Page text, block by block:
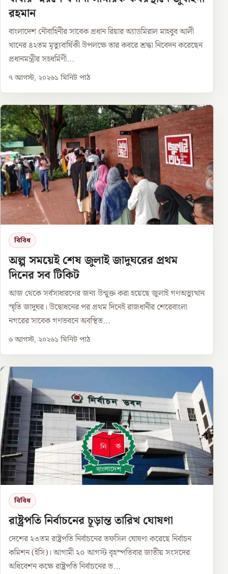
রহমান
বাংলাদেশ নৌবাহিনীর সাবেক প্রধান রিয়ার অ্যাডমিরাল মাহবুব আলী
খানের ৪২তম মৃত্যুবার্ষিকী উপলক্ষে তার কবরে শ্রদ্ধা নিবেদন করেছেন
প্রধানমন্ত্রীর সহধর্মিণী...
৭ আগস্ট, ২০২৬১ মিনিট পাঠ
বিবিধ
অল্প সময়েই শেষ জুলাই জাদুঘরের প্রথম
দিনের সব টিকিট
আজ থেকে সর্বসাধারণের জন্য উন্মুক্ত করা হয়েছে জুলাই গণঅভ্যুত্থান
স্মৃতি জাদুঘর। উদ্বোধনের পর প্রথম দিনেই রাজধানীর শেরেবাংলা
নগরের সাবেক গণভবনে অবস্থিত...
৬ আগস্ট, ২০২৬১ মিনিট পাঠ
বিবিধ
রাষ্ট্রপতি নির্বাচনের চূড়ান্ত তারিখ ঘোষণা
দেশের ২৩তম রাষ্ট্রপতি নির্বাচনের তফসিল ঘোষণা করেছে নির্বাচন
কমিশন (ইসি)। আগামী ২০ আগস্ট বৃহস্পতিবার জাতীয় সংসদের
অধিবেশন কক্ষে রাষ্ট্রপতি নির্বাচনের ভ...